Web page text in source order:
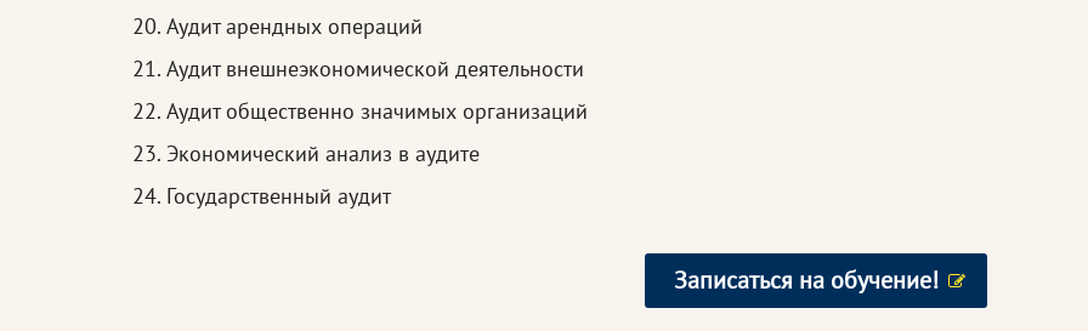
Аудит арендных операций
Аудит внешнеэкономической деятельности
Аудит общественно значимых организаций
Экономический анализ в аудите
Государственный аудит
Записаться на обучение!